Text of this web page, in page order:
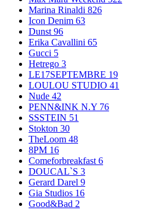
Marina Rinaldi 826
Icon Denim 63
Dunst 96
Erika Cavallini 65
Gucci 5
Hetrego 3
LE17SEPTEMBRE 19
LOULOU STUDIO 41
Nude 42
PENN&INK N.Y 76
SSSTEIN 51
Stokton 30
TheLoom 48
8PM 16
Comeforbreakfast 6
DOUCAL`S 3
Gerard Darel 9
Gia Studios 16
Good&Bad 2